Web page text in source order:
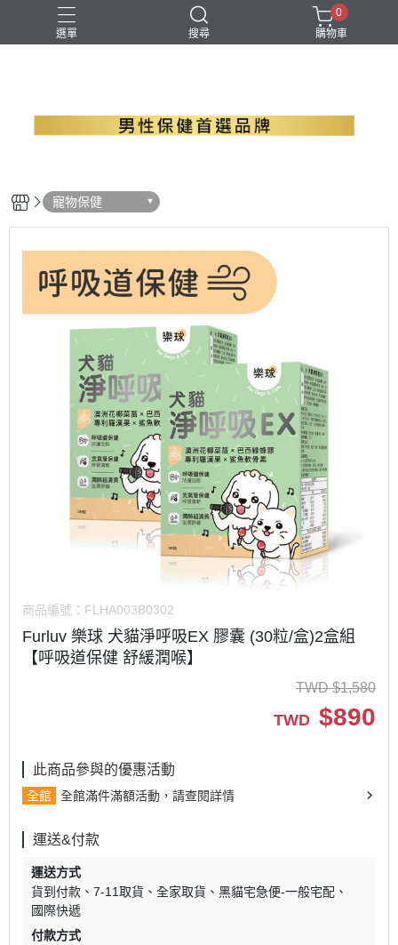
選單 搜尋
B群+馬卡 EPA魚油 瑪卡 精胺酸 螯合鋅
0
購物車
寵物保健
商品編號： FLHA003B0302
Furluv 樂球 犬貓淨呼吸EX 膠囊 (30粒/盒)2盒組
【呼吸道保健 舒緩潤喉】
TWD $1,580
TWD $890
此商品參與的優惠活動
全館 全館滿件滿額活動，請查閱詳情
運送&付款
運送方式
貨到付款
7-11取貨 全家取貨
黑貓宅急便-一般宅配
國際快遞
付款方式